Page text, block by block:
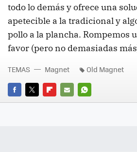
todo lo demás y ofrece una
apetecible a la tradicional y
pollo a la plancha. Rompemos
favor (pero no demasiadas
FACEBOOK
TWITTERFLIPBOARD
E-
WHATSAPP
TEMAS Magnet Old Magnet